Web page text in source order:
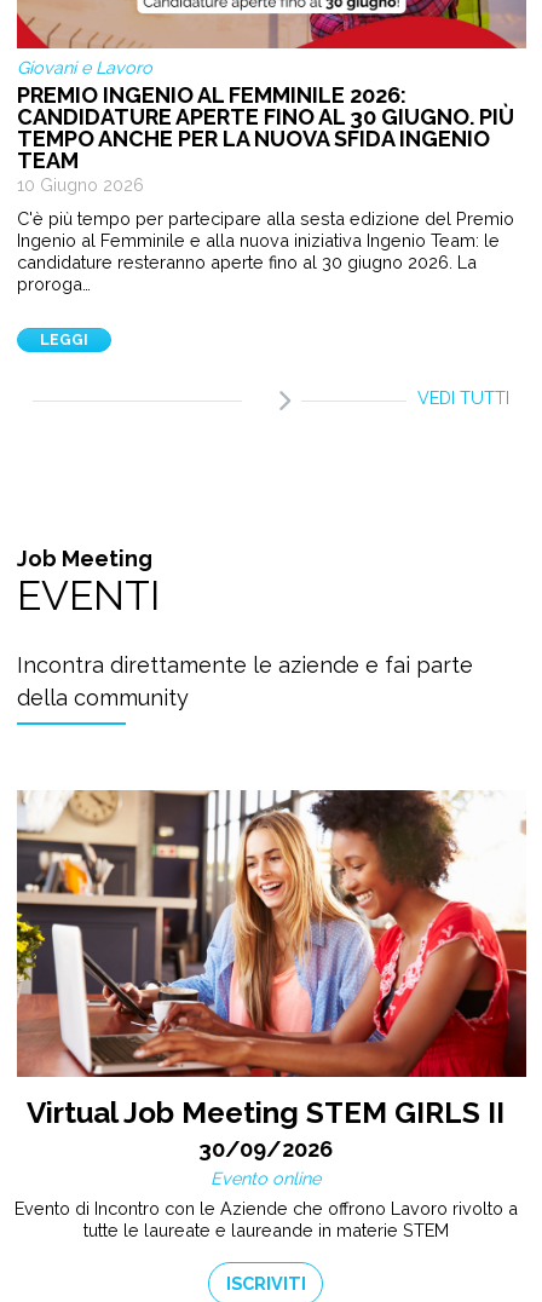
Giovani e Lavoro
PREMIO INGENIO AL FEMMINILE 2026:
CANDIDATURE APERTE FINO AL 30 GIUGNO. PIÙ
TEMPO ANCHE PER LA NUOVA SFIDA INGENIO
TEAM
10 Giugno 2026
C'è più tempo per partecipare alla sesta edizione del Premio
Ingenio al Femminile e alla nuova iniziativa Ingenio Team: le
candidature resteranno aperte fino al 30 giugno 2026. La
proroga…
LEGGI
VEDI TUTTI
Job Meeting
EVENTI
Incontra direttamente le aziende e fai parte
della community
Virtual Job Meeting STEM GIRLS II
30/09/2026
Evento online
Evento di Incontro con le Aziende che offrono Lavoro rivolto a
tutte le laureate e laureande in materie STEM
ISCRIVITI